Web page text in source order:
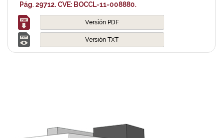
Pág. 29712. CVE: BOCCL-11-008880.
Versión PDF
Versión TXT